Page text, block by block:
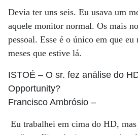
Devia ter uns seis. Eu usava um
aquele monitor normal. Os mais
pessoal. Esse é o único em que eu
meses que estive lá.
ISTOÉ – O sr. fez análise do
Opportunity?
Francisco Ambrósio –
Eu trabalhei em cima do HD,